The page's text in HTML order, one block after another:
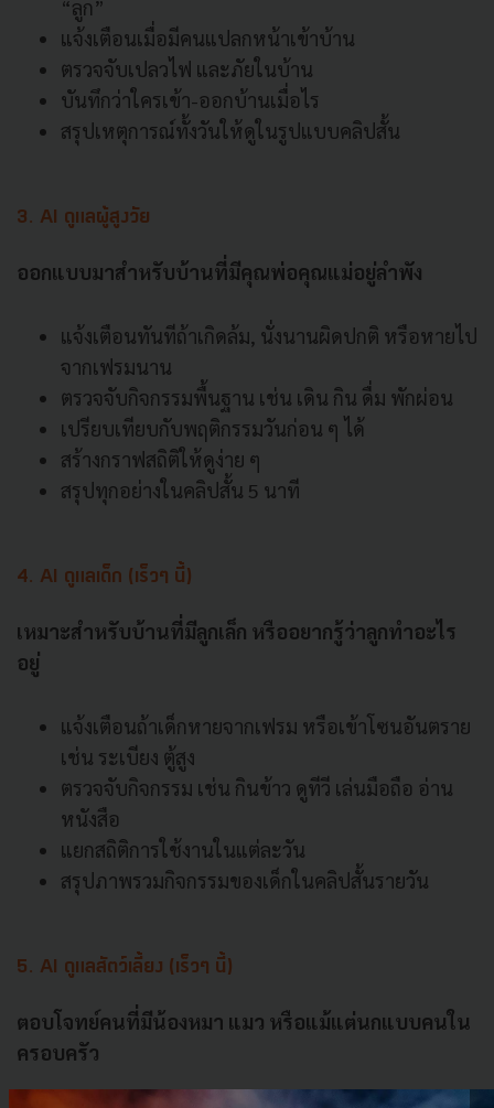
“ลูก”
แจ้งเตือนเมื่อมีคนแปลกหน้าเข้าบ้าน
ตรวจจับเปลวไฟ และภัยในบ้าน
บันทึกว่าใครเข้า-ออกบ้านเมื่อไร
สรุปเหตุการณ์ทั้งวันให้ดูในรูปแบบคลิปสั้น
3. AI ดูแลผู้สูงวัย
ออกแบบมาสำหรับบ้านที่มีคุณพ่อคุณแม่อยู่ลำพัง
แจ้งเตือนทันทีถ้าเกิดล้ม, นั่งนานผิดปกติ หรือหายไป
จากเฟรมนาน
ตรวจจับกิจกรรมพื้นฐาน เช่น เดิน กิน ดื่ม พักผ่อน
เปรียบเทียบกับพฤติกรรมวันก่อน ๆ ได้
สร้างกราฟสถิติให้ดูง่าย ๆ
สรุปทุกอย่างในคลิปสั้น 5 นาที
4. AI ดูแลเด็ก (เร็วๆ นี้)
เหมาะสำหรับบ้านที่มีลูกเล็ก หรืออยากรู้ว่าลูกทำอะไร
อยู่
แจ้งเตือนถ้าเด็กหายจากเฟรม หรือเข้าโซนอันตราย
เช่น ระเบียง ตู้สูง
ตรวจจับกิจกรรม เช่น กินข้าว ดูทีวี เล่นมือถือ อ่าน
หนังสือ
แยกสถิติการใช้งานในแต่ละวัน
สรุปภาพรวมกิจกรรมของเด็กในคลิปสั้นรายวัน
5. AI ดูแลสัตว์เลี้ยง (เร็วๆ นี้)
ตอบโจทย์คนที่มีน้องหมา แมว หรือแม้แต่นกแบบคนใน
ครอบครัว